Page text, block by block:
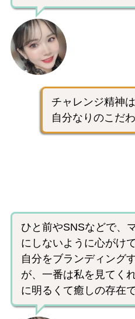
チャレンジ精神
自分なりのこだ
ひと前やSNSなどで、
にしないように心がけ
自分をブランディング
が、一番は私を見てく
に明るくて癒しの存在